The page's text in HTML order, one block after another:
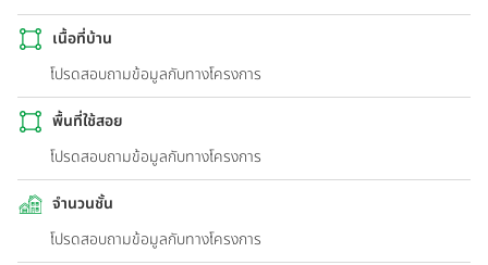
เนื้อที่บ้าน
โปรดสอบถามข้อมูลกับทางโครงการ
พื้นที่ใช้สอย
โปรดสอบถามข้อมูลกับทางโครงการ
จำนวนชั้น
โปรดสอบถามข้อมูลกับทางโครงการ